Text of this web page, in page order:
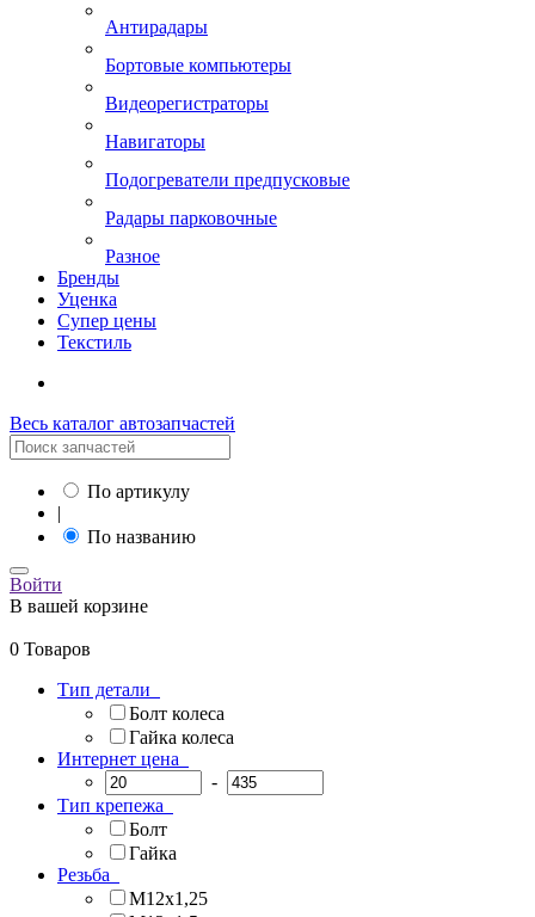
Антирадары
Бортовые компьютеры
Видеорегистраторы
Навигаторы
Подогреватели предпусковые
Радары парковочные
Разное
Бренды
Уценка
Супер цены
Текстиль
Весь каталог автозапчастей
По артикулу
|
По названию
Войти
В вашей корзине
0 Товаров
Тип детали
Болт колеса
Гайка колеса
Интернет цена
-
Тип крепежа
Болт
Гайка
Резьба
М12x1,25